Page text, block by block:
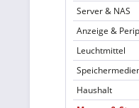
Server & NAS
Anzeige &
Leuchtmittel
Haushalt